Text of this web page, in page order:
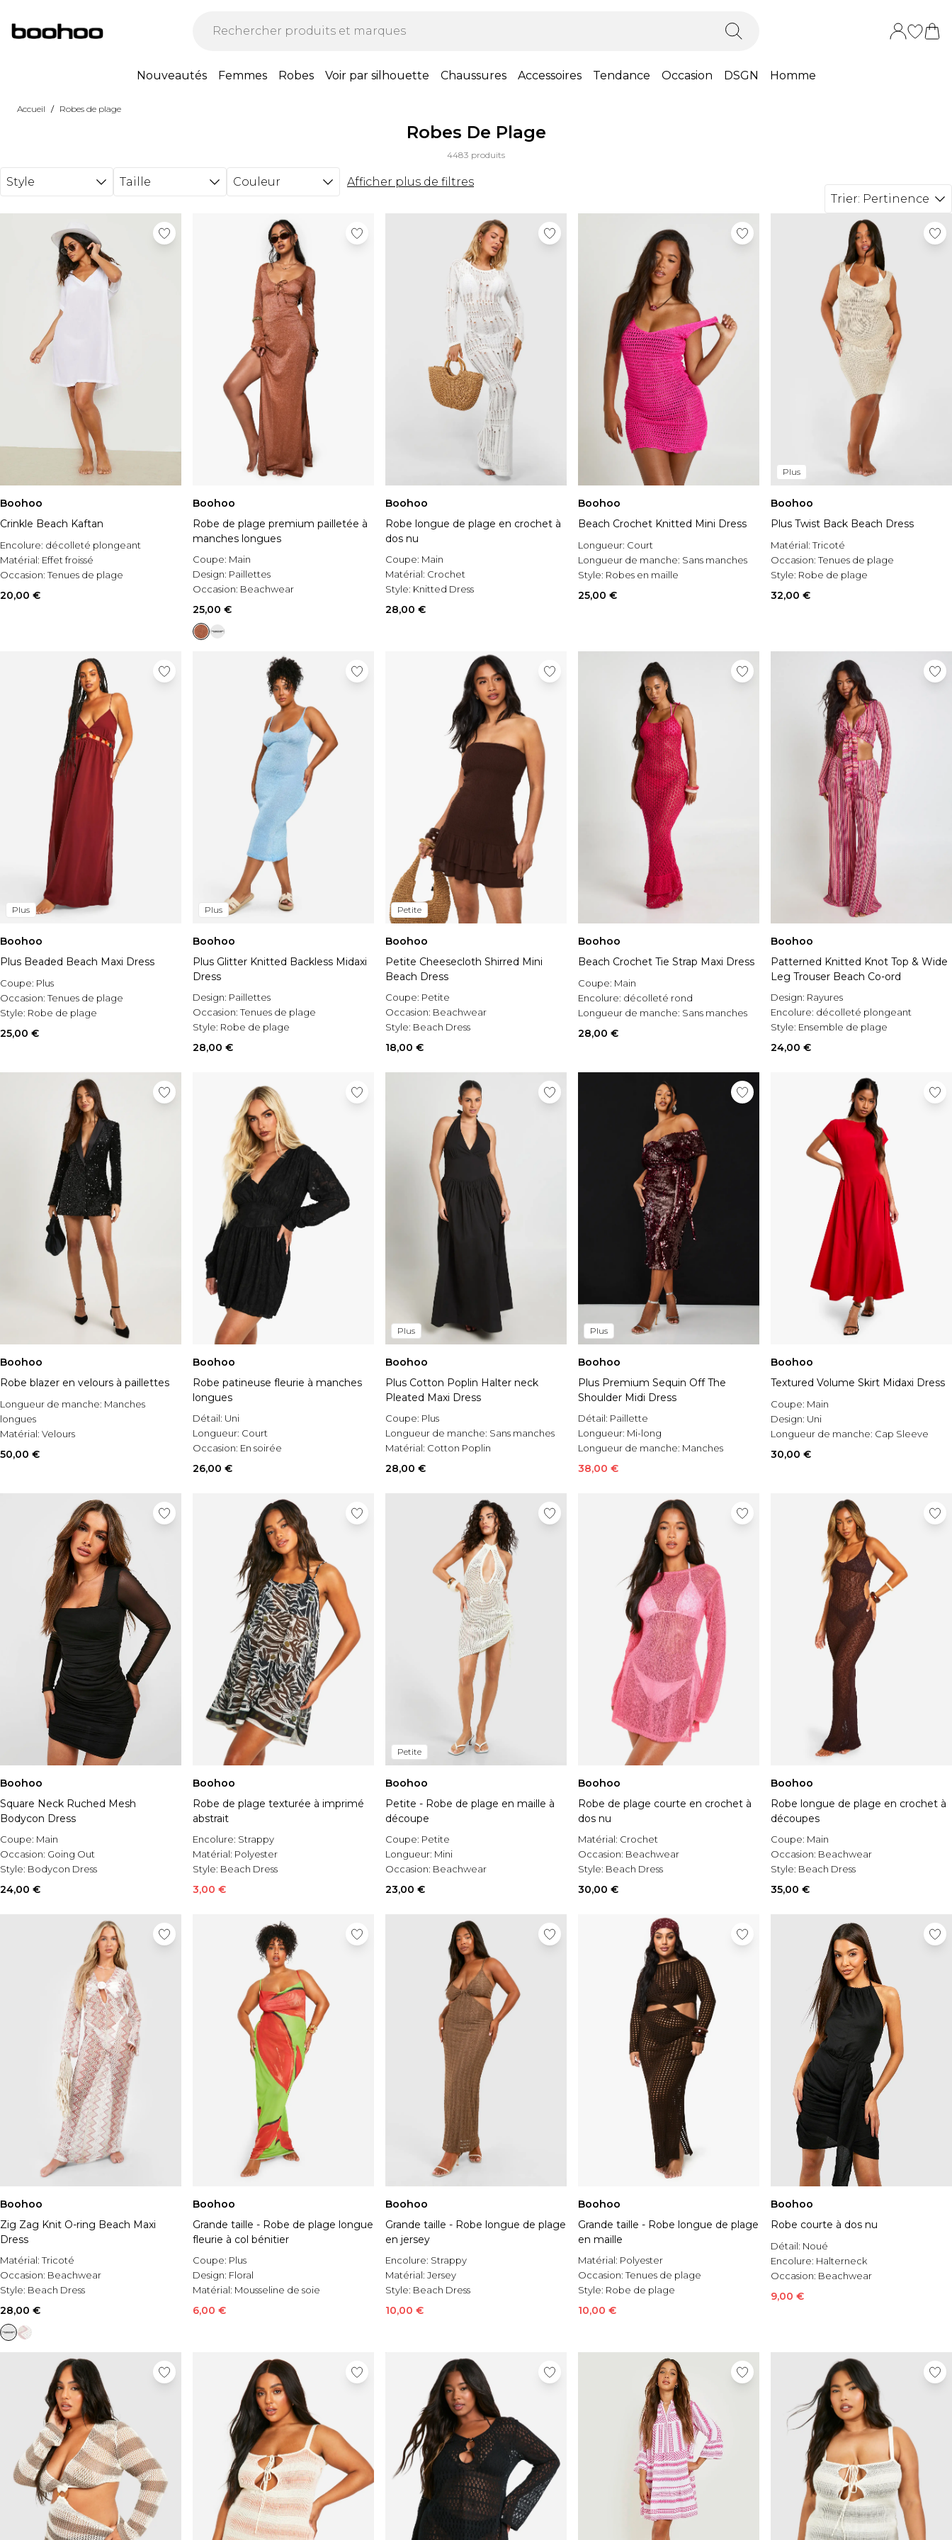
Nouveautés Femmes Robes Voir par silhouette Chaussures Accessoires Tendance Occasion DSGN Homme
Accueil / Robes de plage
Robes De Plage
4483 produits
Style Taille Couleur
Afficher plus de filtres
Trier: Pertinence
Boohoo
Crinkle Beach Kaftan
Encolure: décolleté plongeant
Matérial: Effet froissé
Occasion:Tenues de plage
20,00 €
Boohoo
Robe de plage premium pailletée à
manches longues
Coupe: Main
Design: Paillettes
Occasion: Beachwear
25,00 €
Boohoo
Robe longue de plage en crochet à
dos nu
Coupe: Main
Matérial: Crochet
Style: Knitted Dress
28,00 €
Boohoo
Beach Crochet Knitted Mini Dress
Longueur: Court
Longueur de manche: Sans manches
Style: Robes en maille
25,00 €
Plus
Boohoo
Plus Twist Back Beach Dress
Matérial:Tricoté
Occasion:Tenues de plage
Style: Robe de plage
32,00 €
Plus
Boohoo
Plus Beaded Beach Maxi Dress
Coupe: Plus
Occasion:Tenues de plage
Style: Robe de plage
25,00 €
Plus
Boohoo
Plus Glitter Knitted Backless Midaxi
Dress
Design: Paillettes
Occasion:Tenues de plage
Style: Robe de plage
28,00 €
Petite
Boohoo
Petite Cheesecloth Shirred Mini
Beach Dress
Coupe: Petite
Occasion: Beachwear
Style: Beach Dress
18,00 €
Boohoo
Beach Crochet Tie Strap Maxi Dress
Coupe: Main
Encolure: décolleté rond
Longueur de manche: Sans manches
28,00 €
Boohoo
Patterned Knitted Knot Top & Wide
Leg Trouser Beach Co-ord
Design: Rayures
Encolure: décolleté plongeant
Style: Ensemble de plage
24,00 €
Boohoo
Robe blazer en velours à paillettes
Longueur de manche: Manches
longues
Matérial: Velours
Occasion:
50,00 €
Boohoo
Robe patineuse fleurie à manches
longues
Détail: Uni
Longueur: Court
Occasion: En soirée
26,00 €
Plus
Boohoo
Plus Cotton Poplin Halter neck
Pleated Maxi Dress
Coupe: Plus
Longueur de manche: Sans manches
Matérial: Cotton Poplin
28,00 €
Plus
Boohoo
Plus Premium Sequin Off The
Shoulder Midi Dress
Détail: Paillette
Longueur: Mi-long
Longueur de manche: Manches
longues
38,00 €
Boohoo
Textured Volume Skirt Midaxi Dress
Coupe: Main
Design: Uni
Longueur de manche: Cap Sleeve
30,00 €
Boohoo
Square Neck Ruched Mesh
Bodycon Dress
Coupe: Main
Occasion: Going Out
Style: Bodycon Dress
24,00 €
Boohoo
Robe de plage texturée à imprimé
abstrait
Encolure: Strappy
Matérial: Polyester
Style: Beach Dress
3,00 €
Petite
Boohoo
Petite - Robe de plage en maille à
découpe
Coupe: Petite
Longueur: Mini
Occasion: Beachwear
23,00 €
Boohoo
Robe de plage courte en crochet à
dos nu
Matérial: Crochet
Occasion: Beachwear
Style: Beach Dress
30,00 €
Boohoo
Robe longue de plage en crochet à
découpes
Coupe: Main
Occasion: Beachwear
Style: Beach Dress
35,00 €
Boohoo
Zig Zag Knit O-ring Beach Maxi
Dress
Matérial:Tricoté
Occasion: Beachwear
Style: Beach Dress
28,00 €
Boohoo
Grande taille - Robe de plage longue
fleurie à col bénitier
Coupe: Plus
Design: Floral
Matérial: Mousseline de soie
6,00 €
Boohoo
Grande taille - Robe longue de plage
en jersey
Encolure: Strappy
Matérial: Jersey
Style: Beach Dress
10,00 €
Boohoo
Grande taille - Robe longue de plage
en maille
Matérial: Polyester
Occasion:Tenues de plage
Style: Robe de plage
10,00 €
Boohoo
Robe courte à dos nu
Détail: Noué
Encolure: Halterneck
Occasion: Beachwear
9,00 €